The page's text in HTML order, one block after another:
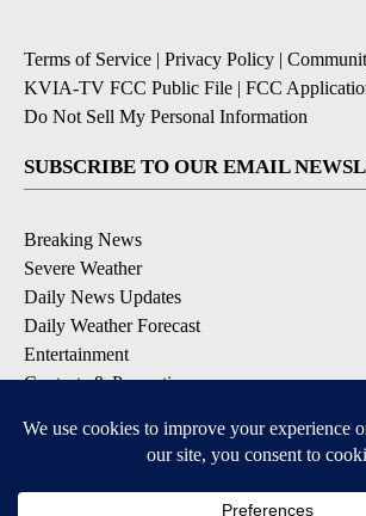
Terms of Service | Privacy Policy |
KVIA-TV FCC Public File | FCC
Do Not Sell My Personal Information
SUBSCRIBE TO OUR EMAIL
Breaking News
Severe Weather
Daily News Updates
Daily Weather Forecast
Entertainment
Contests & Promotions
DOWNLOAD OUR APPS
Available for iOS and